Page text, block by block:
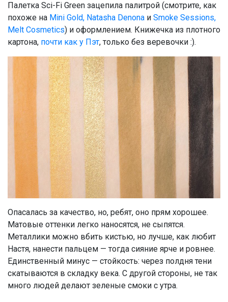
Палетка Sci-Fi Green зацепила палитрой (смотрите, как
похоже на Mini Gold, Natasha Denona и Smoke Sessions,
Melt Cosmetics) и оформлением. Книжечка из плотного
картона, почти как у Пэт, только без веревочки :).
Опасалась за качество, но, ребят, оно прям хорошее.
Матовые оттенки легко наносятся, не сыпятся.
Металлики можно вбить кистью, но лучше, как любит
Настя, нанести пальцем — тогда сияние ярче и ровнее.
Единственный минус — стойкость: через полдня тени
скатываются в складку века. С другой стороны, не так
много людей делают зеленые смоки с утра.